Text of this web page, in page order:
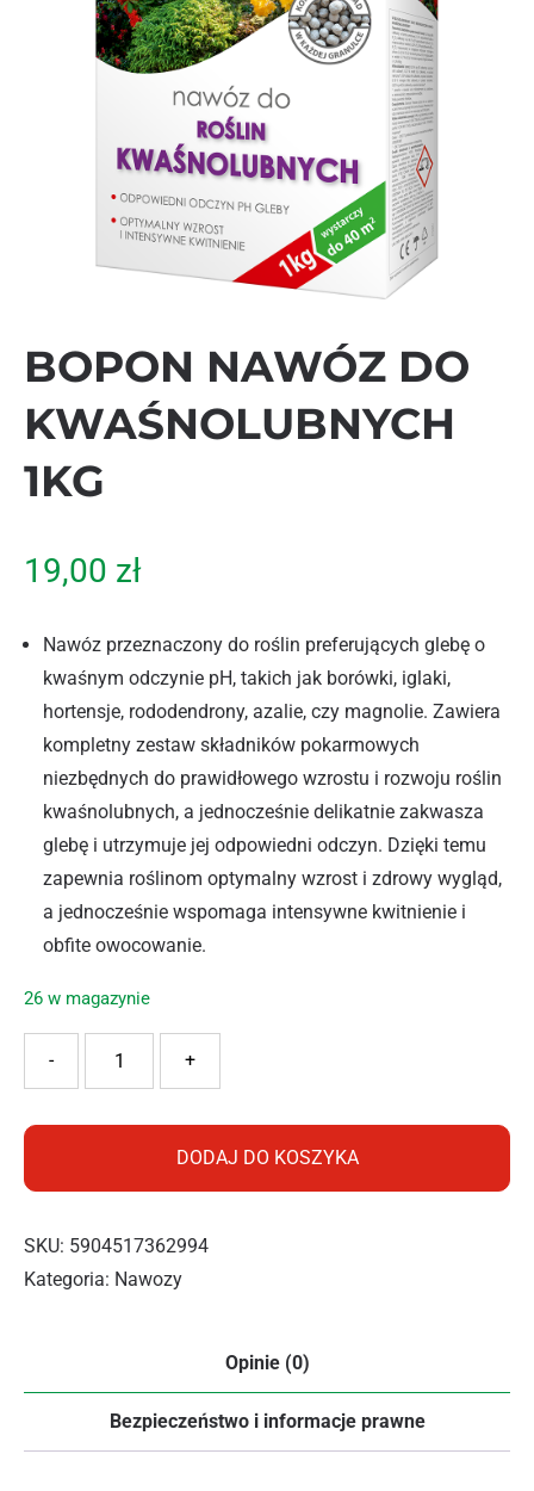
BOPON NAWÓZ DO
KWAŚNOLUBNYCH
1KG
19,00 zł
Nawóz przeznaczony do roślin preferujących glebę o
kwaśnym odczynie pH, takich jak borówki, iglaki,
hortensje, rododendrony, azalie, czy magnolie. Zawiera
kompletny zestaw składników pokarmowych
niezbędnych do prawidłowego wzrostu i rozwoju roślin
kwaśnolubnych, a jednocześnie delikatnie zakwasza
glebę i utrzymuje jej odpowiedni odczyn. Dzięki temu
zapewnia roślinom optymalny wzrost i zdrowy wygląd,
a jednocześnie wspomaga intensywne kwitnienie i
obfite owocowanie.
26 w magazynie
+
-
DODAJ DO KOSZYKA
SKU: 5904517362994
Kategoria: Nawozy
Opinie (0)
Bezpieczeństwo i informacje prawne